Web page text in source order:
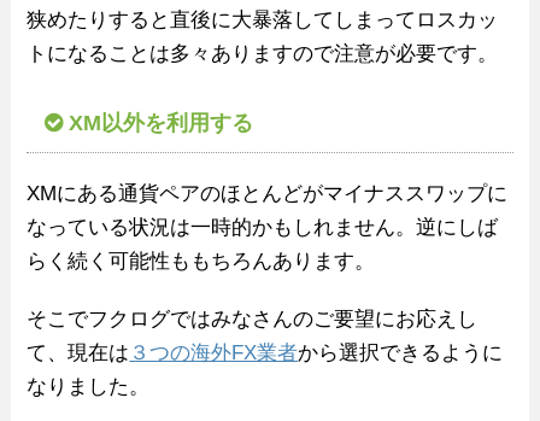
狭めたりすると直後に大暴落してしまってロスカッ
トになることは多々ありますので注意が必要です。
XM以外を利用する
XMにある通貨ペアのほとんどがマイナススワップに
なっている状況は一時的かもしれません。逆にしば
らく続く可能性ももちろんあります。
そこでフクログではみなさんのご要望にお応えし
て、現在は ３つの海外FX業者から選択できるように
なりました。